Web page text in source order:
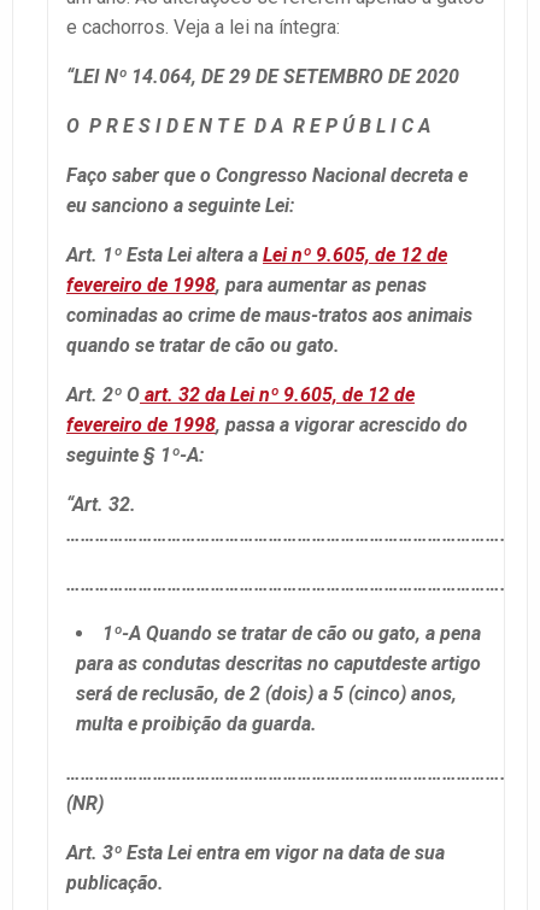
e cachorros. Veja a lei na íntegra:
“LEI Nº 14.064, DE 29 DE SETEMBRO DE 2020
O P R E S I D E N T E D A R E P Ú B L I C A
Faço saber que o Congresso Nacional decreta e
eu sanciono a seguinte Lei:
Art. 1º Esta Lei altera a Lei nº 9.605, de 12 de
fevereiro de 1998, para aumentar as penas
cominadas ao crime de maus-tratos aos animais
quando se tratar de cão ou gato.
Art. 2º O art. 32 da Lei nº 9.605, de 12 de
fevereiro de 1998, passa a vigorar acrescido do
seguinte § 1º-A:
“Art. 32.
1º-A Quando se tratar de cão ou gato, a pena
para as condutas descritas no caputdeste artigo
será de reclusão, de 2 (dois) a 5 (cinco) anos,
multa e proibição da guarda.
(NR)
Art. 3º Esta Lei entra em vigor na data de sua
publicação.